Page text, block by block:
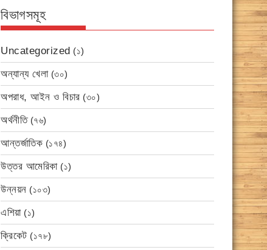
বিভাগসমূহ
Uncategorized (১)
অন্যান্য খেলা(৩০)
অপরাধ, আইন ও বিচার (৩০)
অর্থনীতি(৭৬)
আন্তর্জাতিক (১৭৪)
উত্তর আমেরিকা(১)
উন্নয়ন (১০৩)
এশিয়া(১)
ক্রিকেট (১৭৮)